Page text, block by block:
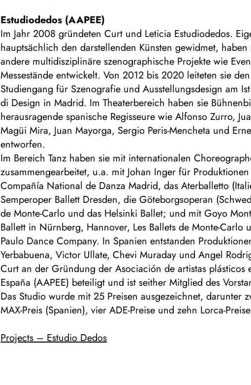
Estudiodedos (AAPEE)
Im Jahr 2008 gründeten Curt und Leticia Estudiodedos.
hauptsächlich den darstellenden Künsten gewidmet, haben
andere multidisziplinäre szenographische Projekte wie
Messestände entwickelt. Von 2012 bis 2020 leiteten sie
Studiengang für Szenografie und Ausstellungsdesign am
di Design in Madrid. Im Theaterbereich haben sie
herausragende spanische Regisseure wie Alfonso Zurro,
Magüi Mira, Juan Mayorga, Sergio Peris-Mencheta und
entworfen.
Im Bereich Tanz haben sie mit internationalen
zusammengearbeitet, u.a. mit Johan Inger für
Compañía National de Danza Madrid, das Aterballetto
Semperoper Ballett Dresden, die Göteborgsoperan
de Monte-Carlo und das Helsinki Ballet; und mit Goyo
Ballett in Nürnberg, Hannover, Les Ballets de Monte-Carlo
Paulo Dance Company. In Spanien entstanden
Yerbabuena, Victor Ullate, Chevi Muraday und Angel
Curt an der Gründung der Asociación de artistas plásticos
España (AAPEE) beteiligt und ist seither Mitglied des
Das Studio wurde mit 25 Preisen ausgezeichnet, darunter
MAX-Preis (Spanien), vier ADE-Preise und zehn Lorca-
Projects – Estudio Dedos